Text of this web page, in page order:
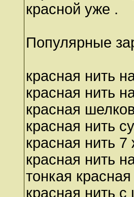
красной уже .
Популярные
красная нить
красная нить
красная
красная нить
красная нить
красная нить
тонкая
красная нить с